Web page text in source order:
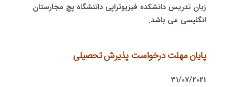
زبان تدریس دانشکده فیزیوتراپی داتنشگاه پچ مجارستان
انگلیسی می باشد.
پایان مهلت درخواست پذیرش تحصیلی
31/07/2021